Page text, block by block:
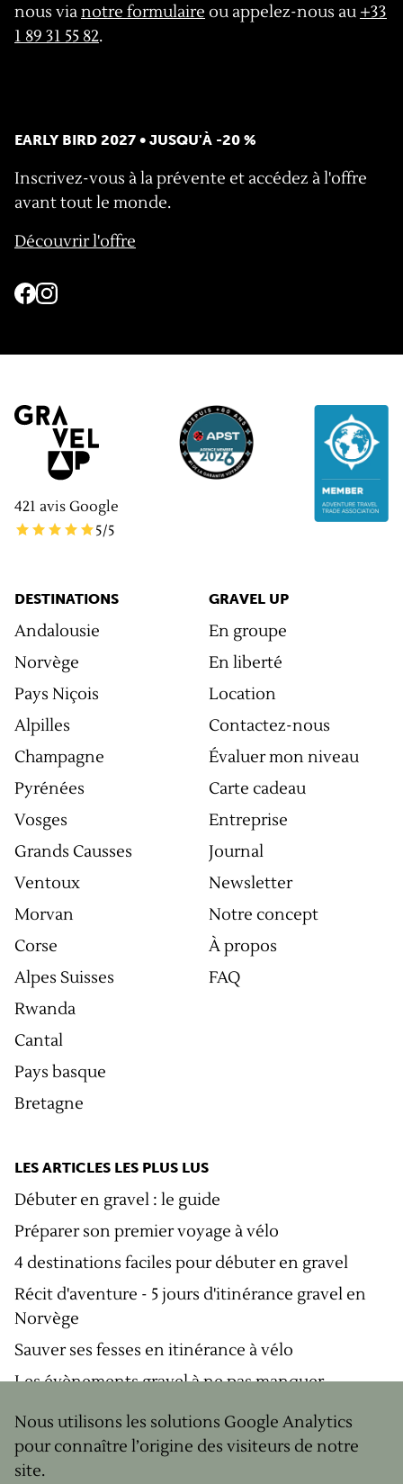
Nous utilisons les solutions Google Analytics
pour connaître l’origine des visiteurs de notre
site.
nous vianotre formulaire ou appelez-nous au +33
1 89 31 55 82.
EARLY BIRD 2027 • JUSQU'À -20 %
Inscrivez-vous à la prévente et accédez à l'offre
avant tout le monde.
Découvrir l'offre
421 avis Google
5/5
DESTINATIONS
Andalousie
Norvège
Pays Niçois
Alpilles
Champagne
Pyrénées
Vosges
Grands Causses
Ventoux
Morvan
Corse
Alpes Suisses
Rwanda
Cantal
Pays basque
Bretagne
GRAVEL UP
En groupe
En liberté
Location
Contactez-nous
Évaluer mon niveau
Carte cadeau
Entreprise
Journal
Newsletter
Notre concept
À propos
FAQ
LES ARTICLES LES PLUS LUS
Débuter en gravel : le guide
Préparer son premier voyage à vélo
4 destinations faciles pour débuter en gravel
Récit d'aventure - 5 jours d'itinérance gravel en
Norvège
Sauver ses fesses en itinérance à vélo
Les évènements gravel à ne pas manquer
© Copyright2026